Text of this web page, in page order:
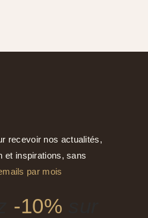
recevoir nos actualités,
et inspirations, sans
par mois
-10%